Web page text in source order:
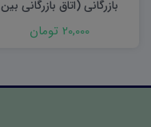
بازرگانی (اتاق بازرگانی بین
المللی)20,000 تومان